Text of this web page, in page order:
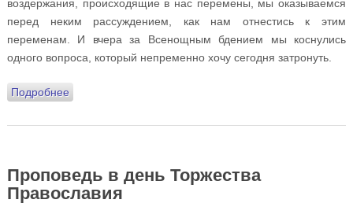
воздержания, происходящие в нас перемены, мы оказываемся
перед неким рассуждением, как нам отнестись к этим
переменам. И вчера за Всенощным бдением мы коснулись
одного вопроса, который непременно хочу сегодня затронуть.
Подробнеео Проповедь в Неделю вторую Великого поста:
Проповедь в день Торжества
Православия